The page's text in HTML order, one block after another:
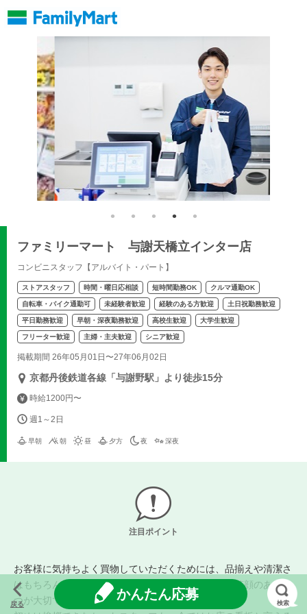
ファミリーマート 与謝天橋立インター店
コンビニスタッフ【アルバイト・パート】
ストアスタッフ 時間・曜日応相談 短時間勤務OK クルマ通勤OK
自転車・バイク通勤可 未経験者歓迎 経験のある方歓迎 土日祝勤務歓迎
平日勤務歓迎 早朝・深夜勤務歓迎 高校生歓迎 大学生歓迎
フリーター歓迎 主婦・主夫歓迎 シニア歓迎
掲載期間 26年05月01日〜27年06月02日
京都丹後鉄道各線「与謝野駅」より徒歩15分
時給1200円〜
週1～2日
早朝 朝 昼 夕方 夜 深夜
注目ポイント
お客様に気持ちよく買物していただくためには、品揃えや清潔さ
はもちろん大事ですが、何よりもスタッフの明るい笑顔のあいさ
つが大切です。
戻る
かんたん応募
検索